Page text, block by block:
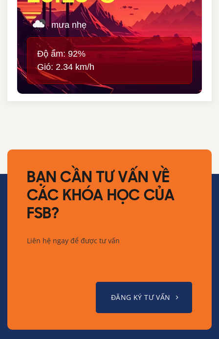
mưa nhẹ
Độ ẩm: 92%
Gió: 2.34 km/h
BẠN CẦN TƯ VẤN VỀ
CÁC KHÓA HỌC CỦA
FSB?
Liên hệ ngay để được tư vấn
ĐĂNG KÝ TƯ VẤN